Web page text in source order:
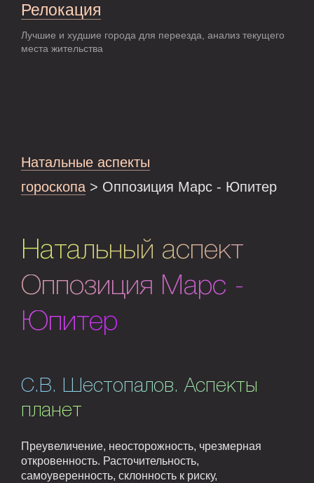
Релокация
Лучшие и худшие города для переезда, анализ текущего
места жительства
Натальные аспекты
гороскопа > Оппозиция Марс - Юпитер
Натальный аспект
Оппозиция Марс -
Юпитер
С.В. Шестопалов. Аспекты
планет
Преувеличение, неосторожность, чрезмерная
откровенность. Расточительность,
самоуверенность, склонность к риску,